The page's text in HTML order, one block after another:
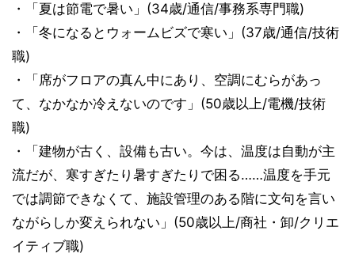
・「夏は節電で暑い」(34歳/通信/事務系専門職)
・「冬になるとウォームビズで寒い」(37歳/通信/技術
職)
・「席がフロアの真ん中にあり、空調にむらがあっ
て、なかなか冷えないのです」(50歳以上/電機/技術
職)
・「建物が古く、設備も古い。今は、温度は自動が主
流だが、寒すぎたり暑すぎたりで困る……温度を手元
では調節できなくて、施設管理のある階に文句を言い
ながらしか変えられない」(50歳以上/商社・卸/クリエ
イティブ職)